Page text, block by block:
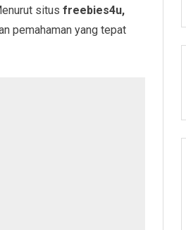
situs freebies4u,
pemahaman yang tepat